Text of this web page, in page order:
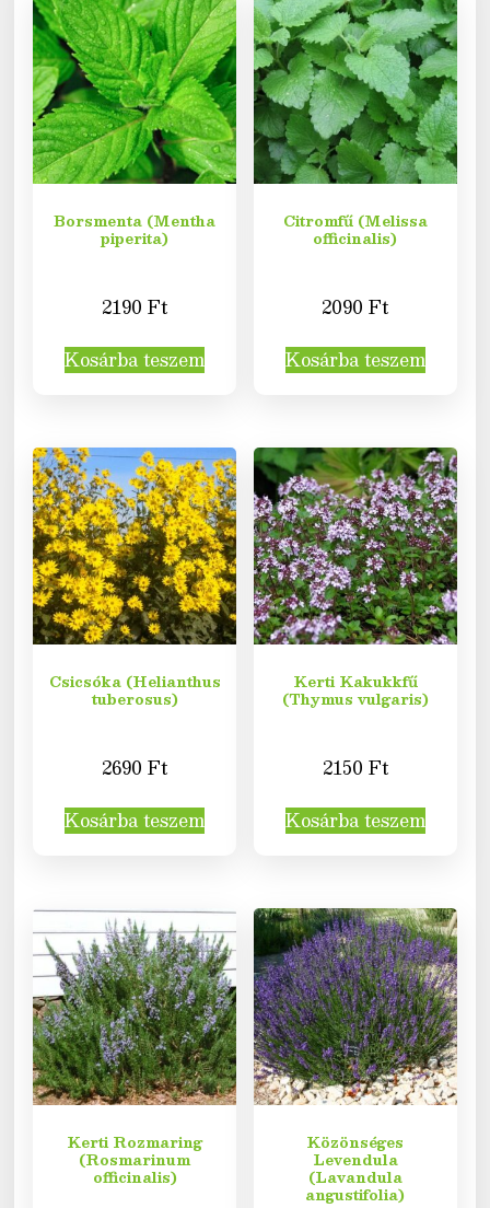
Borsmenta (Mentha
piperita)
2190Ft
Kosárba teszem
Citromfű (Melissa
officinalis)
2090Ft
Kosárba teszem
Csicsóka (Helianthus
tuberosus)
2690Ft
Kosárba teszem
Kerti Kakukkfű
(Thymus vulgaris)
2150 Ft
Kosárba teszem
Kerti Rozmaring
(Rosmarinum
officinalis)
Közönséges
Levendula
(Lavandula
angustifolia)